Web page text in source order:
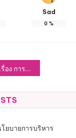
Sad
0 %
ประจำปี 2565
ยบายการบริหาร